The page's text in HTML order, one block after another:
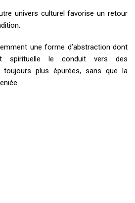
univers culturel favorise un retour
une forme d’abstraction dont
spirituelle le conduit vers des
toujours plus épurées, sans que la